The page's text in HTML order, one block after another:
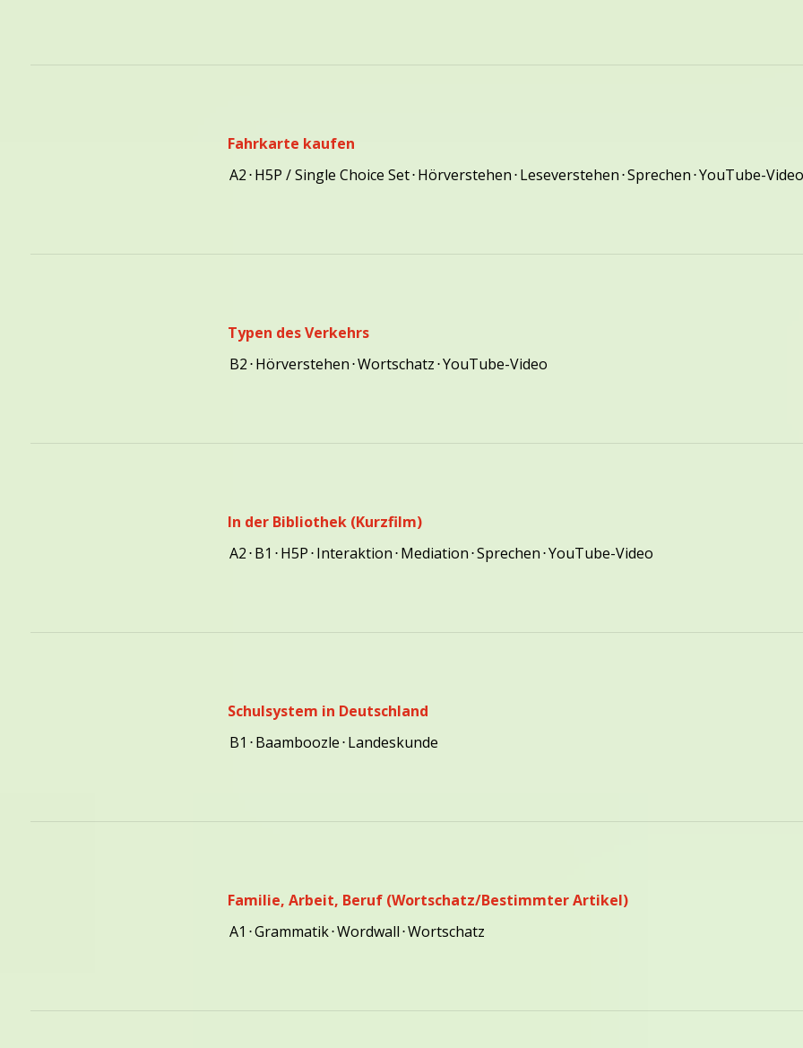
Fahrkarte kaufen
A2⋅H5P / Single Choice Set⋅Hörverstehen⋅Leseverstehen⋅Sprechen⋅YouTube-Video
Typen des Verkehrs
B2⋅Hörverstehen⋅Wortschatz⋅YouTube-Video
In der Bibliothek (Kurzfilm)
A2⋅B1 ⋅H5P⋅Interaktion⋅Mediation⋅Sprechen⋅YouTube-Video
Schulsystem in Deutschland
B1 ⋅Baamboozle⋅Landeskunde
Familie, Arbeit, Beruf (Wortschatz/Bestimmter Artikel)
A1 ⋅Grammatik⋅Wordwall⋅Wortschatz